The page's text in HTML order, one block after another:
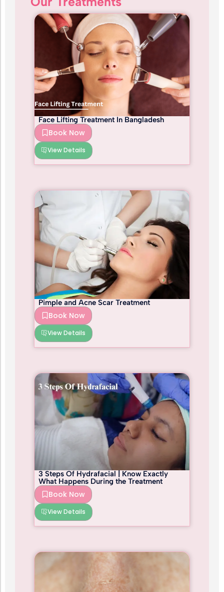
Face Lifting Treatment In Bangladesh
Book Now
View Details
Pimple and Acne Scar Treatment
Book Now
View Details
3 Steps Of Hydrafacial | Know Exactly
What Happens During the Treatment
Book Now
View Details